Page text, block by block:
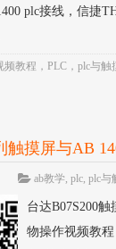
plc接线，信捷
频教程 ，PLC ，plc与触
触摸屏与AB
-书研自动化
ab教学,plc,plc与
台达B07S200
物操作视频教